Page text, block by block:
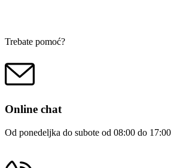
Trebate pomoć?
Online chat
Od ponedeljka do subote od 08:00 do 17:00